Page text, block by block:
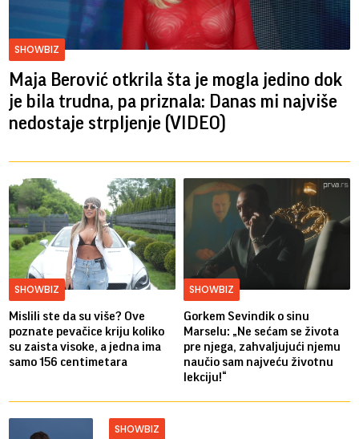
SHOWBIZ
Maja Berović otkrila šta je mogla jedino dok
je bila trudna, pa priznala: Danas mi najviše
nedostaje strpljenje (VIDEO)
SHOWBIZ
Mislili ste da su više? Ove
poznate pevačice kriju koliko
su zaista visoke, a jedna ima
samo 156 centimetara
SHOWBIZ
Gorkem Sevindik o sinu
Marselu: „Ne sećam se života
pre njega, zahvaljujući njemu
naučio sam najveću životnu
lekciju!“
SHOWBIZ